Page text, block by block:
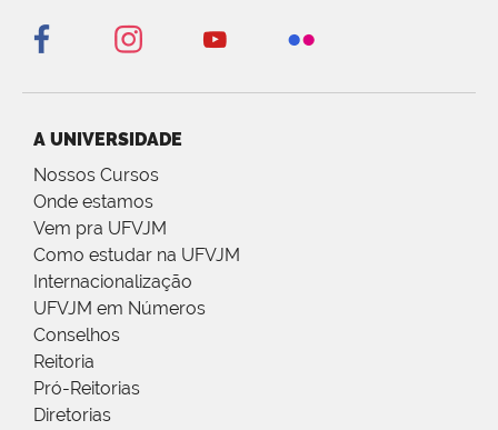
A UNIVERSIDADE
Nossos Cursos
Onde estamos
Vem pra UFVJM
Como estudar na UFVJM
Internacionalização
UFVJM em Números
Conselhos
Reitoria
Pró-Reitorias
Diretorias